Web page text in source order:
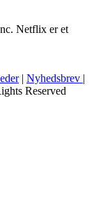
Netflix er et
| Nyhedsbrev |
Reserved